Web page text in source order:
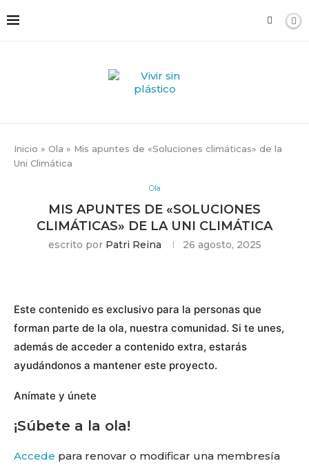
Inicio » Ola » Mis apuntes de «Soluciones climáticas» de la
Uni Climática
Ola
MIS APUNTES DE «SOLUCIONES
CLIMÁTICAS» DE LA UNI CLIMÁTICA
escrito por Patri Reina 26 agosto, 2025
Este contenido es exclusivo para la personas que
forman parte de la ola, nuestra comunidad. Si te unes,
además de acceder a contenido extra, estarás
ayudándonos a mantener este proyecto.
Anímate y únete
¡Súbete a la ola!
Accede para renovar o modificar una membresía